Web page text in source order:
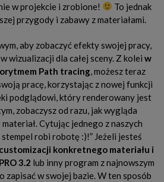
w projekcie i zrobione!
To jednak
przygody i zabawy z materiałami.
aby zobaczyć efekty swojej pracy,
wizualizacji dla całej sceny. Z kolei w
Path tracing, możesz teraz
pracę, korzystając z nowej funkcji
podglądowi, który renderowany jest
zobaczysz od razu, jak wygląda
Cytując jednego z naszych
robi robotę :)!” Jeżeli jesteś
konkretnego materiału i
3.2 lub inny program z najnowszym
zapisać w swojej bazie. W ten sposób